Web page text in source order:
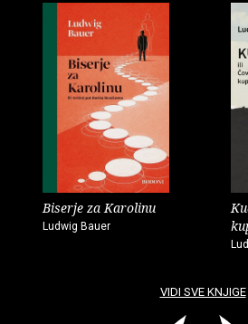
Biserje za Karolinu
Ludwig Bauer
VIDI SVE KNJIGE